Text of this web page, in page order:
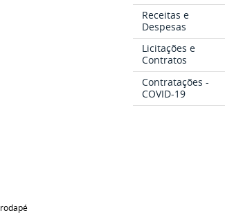
Receitas e
Despesas
Licitações e
Contratos
Contratações -
COVID-19
rodapé